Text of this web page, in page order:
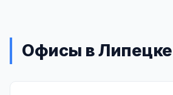
Офисы в Липецке